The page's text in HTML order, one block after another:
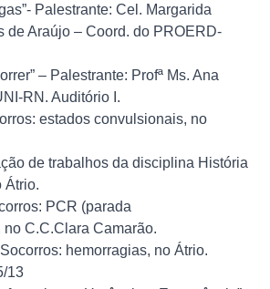
Palestrante: Cel. Margarida
de Araújo – Coord. do PROERD-
– Palestrante: Profª Ms. Ana
RN. Auditório I.
estados convulsionais, no
de trabalhos da disciplina História
Átrio.
PCR (parada
C.C.Clara Camarão.
hemorragias, no Átrio.
13